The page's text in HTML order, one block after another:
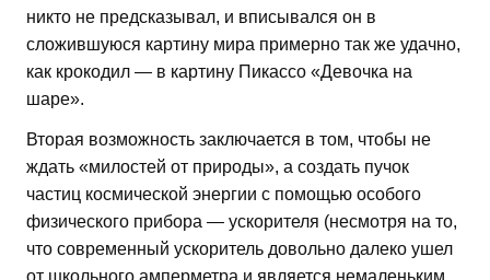
никто не предсказывал, и вписывался он в
сложившуюся картину мира примерно так же удачно,
как крокодил — в картину Пикассо «Девочка на
шаре».
Вторая возможность заключается в том, чтобы не
ждать «милостей от природы», а создать пучок
частиц космической энергии с помощью особого
физического прибора — ускорителя (несмотря на то,
что современный ускоритель довольно далеко ушел
от школьного амперметра и является немаленьким